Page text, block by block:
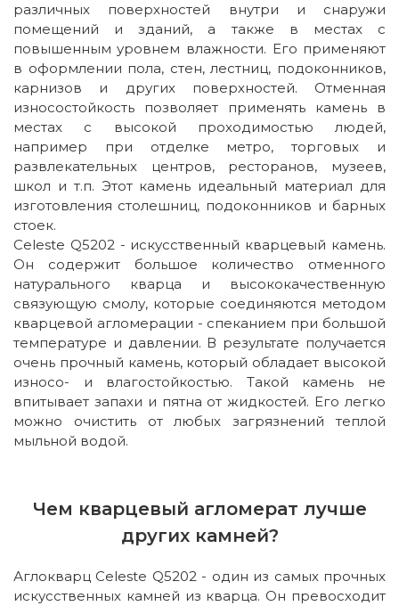
различных поверхностей внутри и снаружи
помещений и зданий, а также в местах с
повышенным уровнем влажности. Его применяют
в оформлении пола, стен, лестниц, подоконников,
карнизов и других поверхностей. Отменная
износостойкость позволяет применять камень в
местах с высокой проходимостью людей,
например при отделке метро, торговых и
развлекательных центров, ресторанов, музеев,
школ и т.п. Этот камень идеальный материал для
изготовления столешниц, подоконников и барных
стоек.
Celeste Q5202 - искусственный кварцевый камень.
Он содержит большое количество отменного
натурального кварца и высококачественную
связующую смолу, которые соединяются методом
кварцевой агломерации - спеканием при большой
температуре и давлении. В результате получается
очень прочный камень, который обладает высокой
износо- и влагостойкостью. Такой камень не
впитывает запахи и пятна от жидкостей. Его легко
можно очистить от любых загрязнений теплой
мыльной водой.
Чем кварцевый агломерат лучше
других камней?
Аглокварц Celeste Q5202 - один из самых прочных
искусственных камней из кварца. Он превосходит